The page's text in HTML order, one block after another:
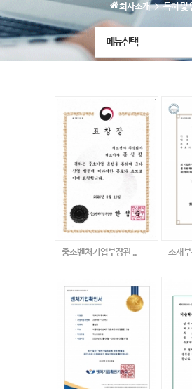
회사소개 특허 및
메뉴선택
중소벤처기업부장관 .. 소재